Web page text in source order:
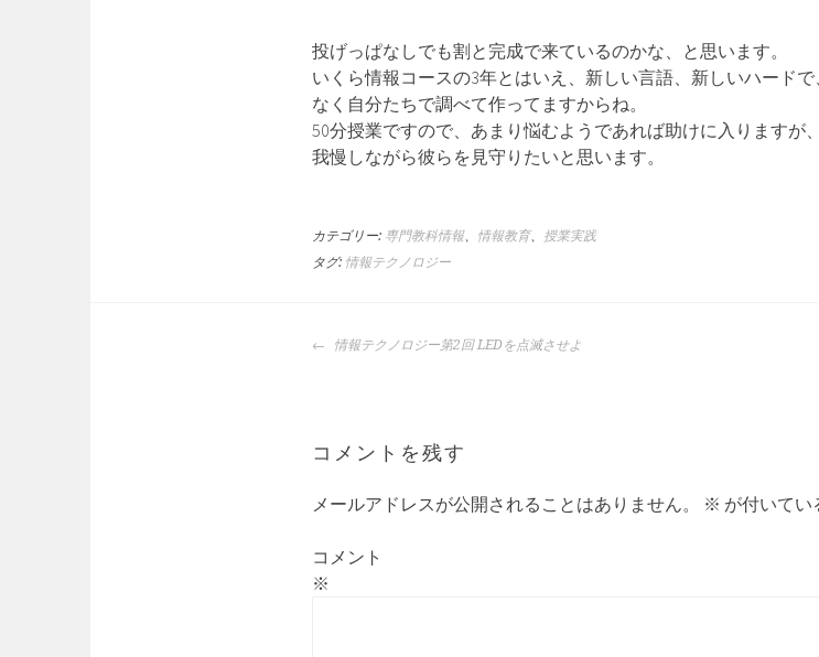
投げっぱなしでも割と完成で来ているのかな、と思います。
いくら情報コースの3年とはいえ、新しい言語、新しいハード
なく自分たちで調べて作ってますからね。
50分授業ですので、あまり悩むようであれば助けに入りますが
我慢しながら彼らを見守りたいと思います。
カテゴリー: 専門教科情報、 情報教育、 授業実践
タグ: 情報テクノロジー
投
ゲ
ー
シ
ン
情報テクノロジー第2回 LEDを点滅させよ
コメントを残す
メールアドレスが公開されることはありません。 ※ が付いてい
コメント
※